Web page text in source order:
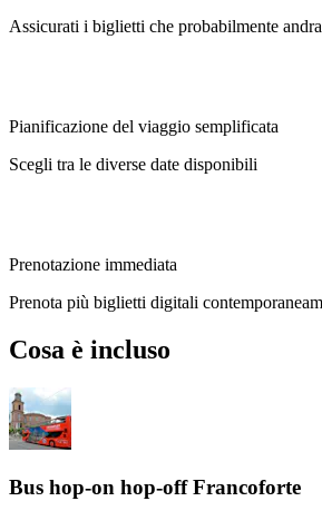
Assicurati i biglietti che probabilmente
Pianificazione del viaggio semplificata
Scegli tra le diverse date disponibili
Prenotazione immediata
Prenota più biglietti digitali
Cosa è incluso
Bus hop-on hop-off Francoforte